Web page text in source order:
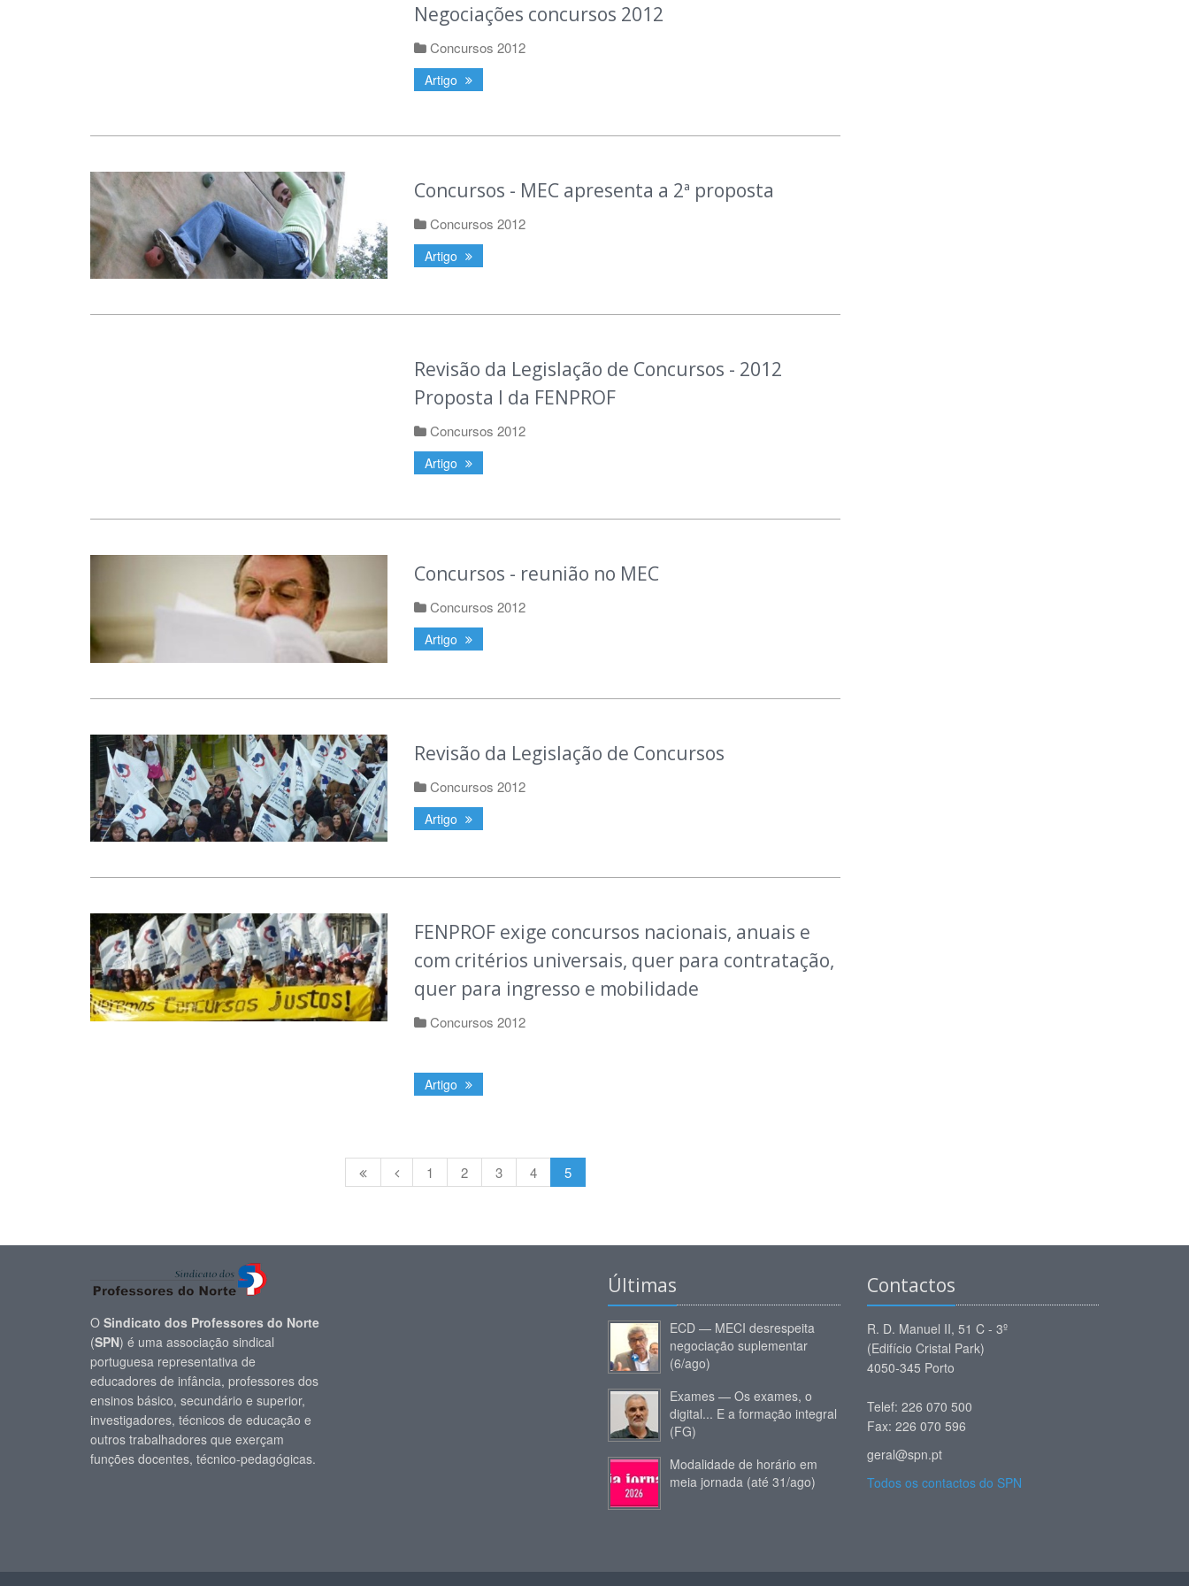
Negociações concursos 2012
Concursos 2012
Artigo
Concursos - MEC apresenta a 2ª proposta
Concursos 2012
Artigo
Revisão da Legislação de Concursos - 2012
Proposta I da FENPROF
Concursos 2012
Artigo
Concursos - reunião no MEC
Concursos 2012
Artigo
Revisão da Legislação de Concursos
Concursos 2012
Artigo
FENPROF exige concursos nacionais, anuais e
com critérios universais, quer para contratação,
quer para ingresso e mobilidade
Concursos 2012
Artigo
1 2 3 4 5
O Sindicato dos Professores do Norte
(SPN) é uma associação sindical
portuguesa representativa de
educadores de infância, professores dos
ensinos básico, secundário e superior,
investigadores, técnicos de educação e
outros trabalhadores que exerçam
funções docentes, técnico-pedagógicas.
Últimas
ECD — MECI desrespeita
negociação suplementar
(6/ago)
Exames — Os exames, o
digital... E a formação integral
(FG)
Modalidade de horário em
meia jornada (até 31/ago)
Contactos
R. D. Manuel II, 51 C - 3º
(Edifício Cristal Park)
4050-345 Porto
Telef: 226 070 500
Fax: 226 070 596
geral@spn.pt
Todos os contactos do SPN